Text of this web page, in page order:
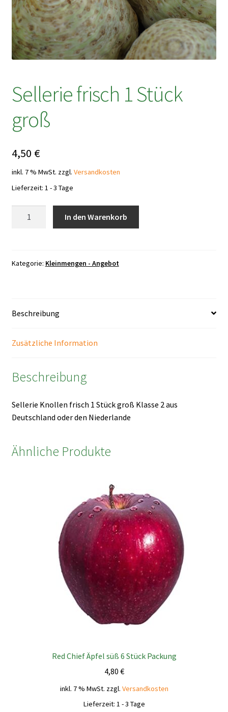
Sellerie frisch 1 Stück
groß
4,50 €
inkl. 7 % MwSt. zzgl. Versandkosten
Lieferzeit: 1 - 3 Tage
groß
In den Warenkorb
Kategorie: Kleinmengen - Angebot
Beschreibung
Zusätzliche Information
Beschreibung
Sellerie Knollen frisch 1 Stück groß Klasse 2 aus
Deutschland oder den Niederlande
Ähnliche Produkte
Red Chief Äpfel süß 6 Stück Packung
4,80 €
inkl. 7 % MwSt. zzgl. Versandkosten
Lieferzeit: 1 - 3 Tage